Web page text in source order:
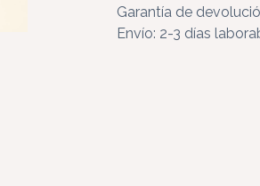
Garantía de
Envío: 2-3 días